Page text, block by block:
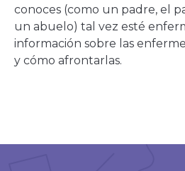
conoces (como un padre, el
un abuelo) tal vez esté
información sobre las
y cómo afrontarlas.